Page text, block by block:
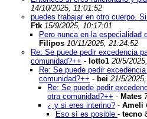
14/10/2025, 11:01:52
puedes trabajar en otro cuerpo.
Ftk 15/9/2025, 10:17:01
Pero nunca en la especialidad
Filipos 10/11/2025, 21:24:52
Re: Se puede pedir excedencia
comunidad?++ - lotto1 20/5/
Re: Se puede pedir
comunidad?++ - bei 21/5/
Re: Se puede pedir
otra comunidad?++ - Mates
¿ y si eres interino? - Ameli
Eso sí es posible - tecno